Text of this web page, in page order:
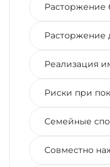
Расторжение
Расторжение
Реализация
Риски при
Семейные
Совместно